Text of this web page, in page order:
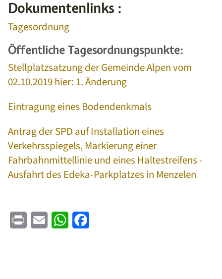
Dokumentenlinks :
Tagesordnung
Öffentliche Tagesordnungspunkte:
Stellplatzsatzung der Gemeinde Alpen vom
02.10.2019 hier: 1. Änderung
Eintragung eines Bodendenkmals
Antrag der SPD auf Installation eines
Verkehrsspiegels, Markierung einer
Fahrbahnmittellinie und eines Haltestreifens -
Ausfahrt des Edeka-Parkplatzes in Menzelen
Print Email WhatsApp